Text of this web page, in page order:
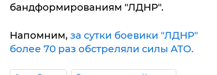
бандформированиям "ЛДНР".
Напомним, за сутки боевики "ЛДНР"
более 70 раз обстреляли силы АТО.